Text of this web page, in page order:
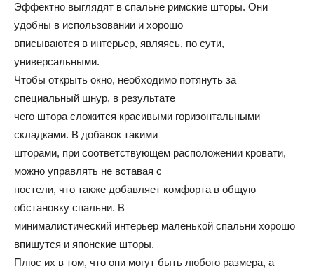
советы
статьи
о
Эффектно выглядят в спальне римские шторы. Они
удобны в использовании и хорошо
вписываются в интерьер, являясь, по сути,
универсальными.
Чтобы открыть окно, необходимо потянуть за
специальный шнур, в результате
чего штора сложится красивыми горизонтальными
складками. В добавок такими
шторами, при соответствующем расположении кровати,
можно управлять не вставая с
постели, что также добавляет комфорта в общую
обстановку спальни. В
минималистический интерьер маленькой спальни хорошо
впишутся и японские шторы.
Плюс их в том, что они могут быть любого размера, а